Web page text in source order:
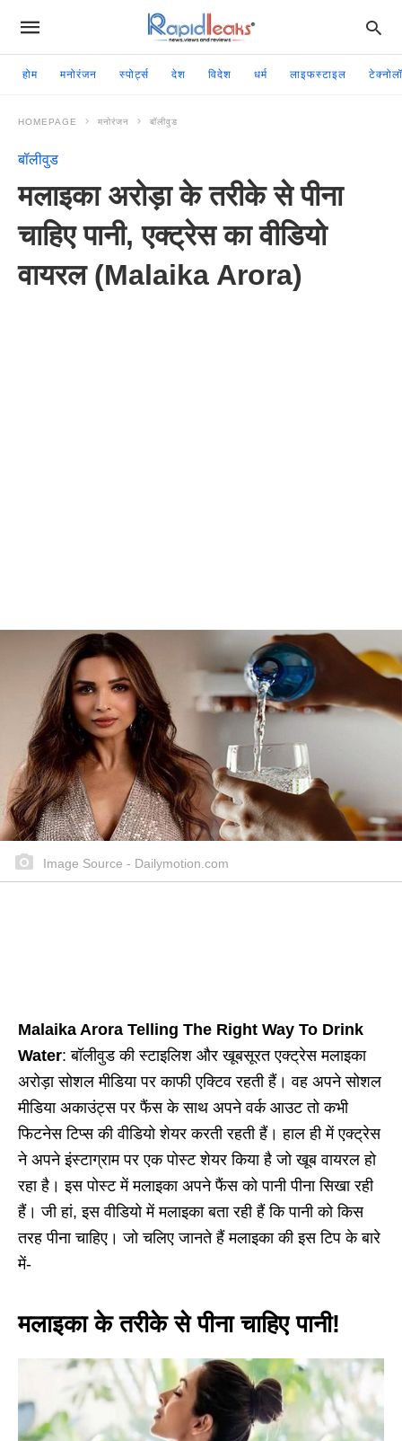
होम मनोरंजन स्पोर्ट्स देश विदेश धर्म लाइफस्टाइल
HOMEPAGE मनोरंजन बॉलीवुड
बॉलीवुड
मलाइका अरोड़ा के तरीके से पीना
चाहिए पानी, एक्ट्रेस का वीडियो
वायरल (Malaika Arora)
Image Source - Dailymotion.com
Malaika Arora Telling The Right Way To Drink
Water: बॉलीवुड की स्टाइलिश और खूबसूरत एक्ट्रेस मलाइका
अरोड़ा सोशल मीडिया पर काफी एक्टिव रहती हैं। वह अपने सोशल
मीडिया अकाउंट्स पर फैंस के साथ अपने वर्क आउट तो कभी
फिटनेस टिप्स की वीडियो शेयर करती रहती हैं। हाल ही में एक्ट्रेस
ने अपने इंस्टाग्राम पर एक पोस्ट शेयर किया है जो खूब वायरल हो
रहा है। इस पोस्ट में मलाइका अपने फैंस को पानी पीना सिखा रही
हैं। जी हां, इस वीडियो में मलाइका बता रही हैं कि पानी को किस
तरह पीना चाहिए। जो चलिए जानते हैं मलाइका की इस टिप के बारे
में-
मलाइका के तरीके से पीना चाहिए पानी!